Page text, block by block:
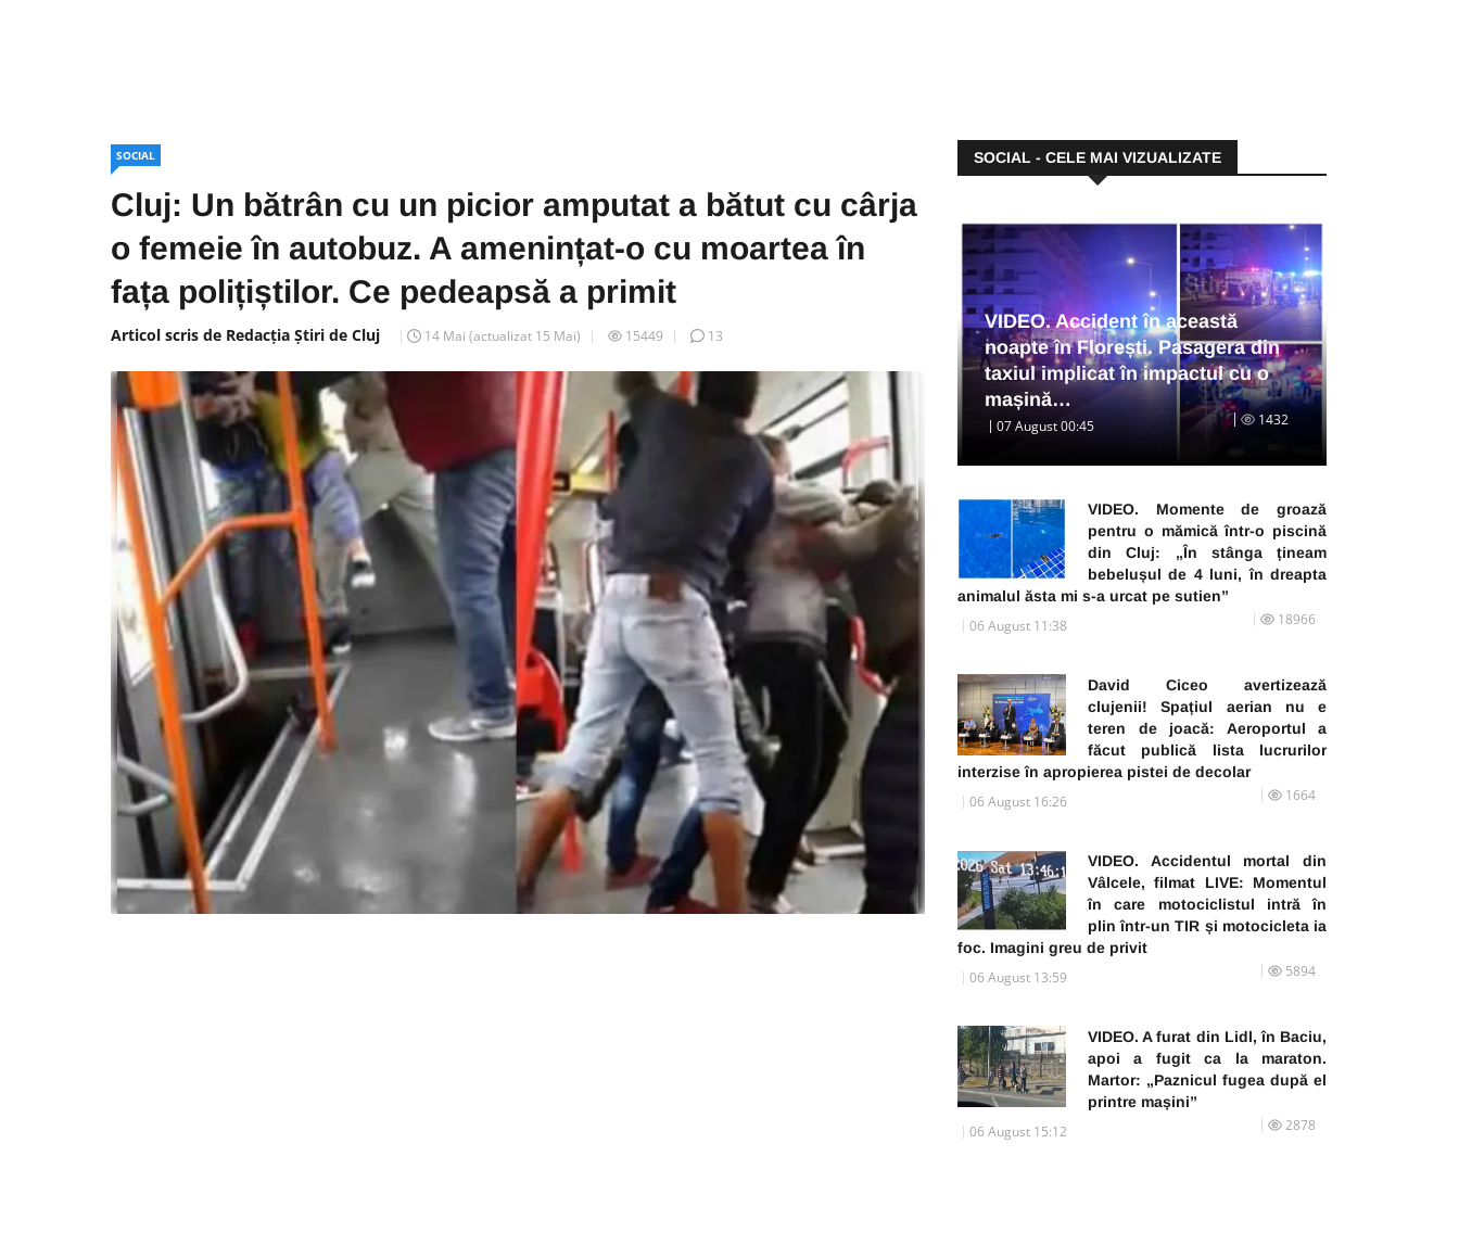
SOCIAL
Cluj: Un bătrân cu un picior amputat a bătut cu cârja
o femeie în autobuz. A amenințat-o cu moartea în
fața polițiștilor. Ce pedeapsă a primit
Articol scris de Redacția Știri de Cluj 14 Mai (actualizat 15 Mai) 15449 13
SOCIAL - CELE MAI VIZUALIZATE
VIDEO. Accident în această
noapte în Florești. Pasagera din
taxiul implicat în impactul cu o
mașină…
07 August 00:45 1432
VIDEO. Momente de groază
pentru o mămică într-o piscină
din Cluj: „În stânga țineam
bebelușul de 4 luni, în dreapta
animalul ăsta mi s-a urcat pe sutien”
06 August 11:38 18966
David Ciceo avertizează
clujenii! Spațiul aerian nu e
teren de joacă: Aeroportul a
făcut publică lista lucrurilor
interzise în apropierea pistei de decolar
06 August 16:26 1664
VIDEO. Accidentul mortal din
Vâlcele, filmat LIVE: Momentul
în care motociclistul intră în
plin într-un TIR și motocicleta ia
foc. Imagini greu de privit
06 August 13:59 5894
VIDEO. A furat din Lidl, în Baciu,
apoi a fugit ca la maraton.
Martor: „Paznicul fugea după el
printre mașini”
06 August 15:12 2878